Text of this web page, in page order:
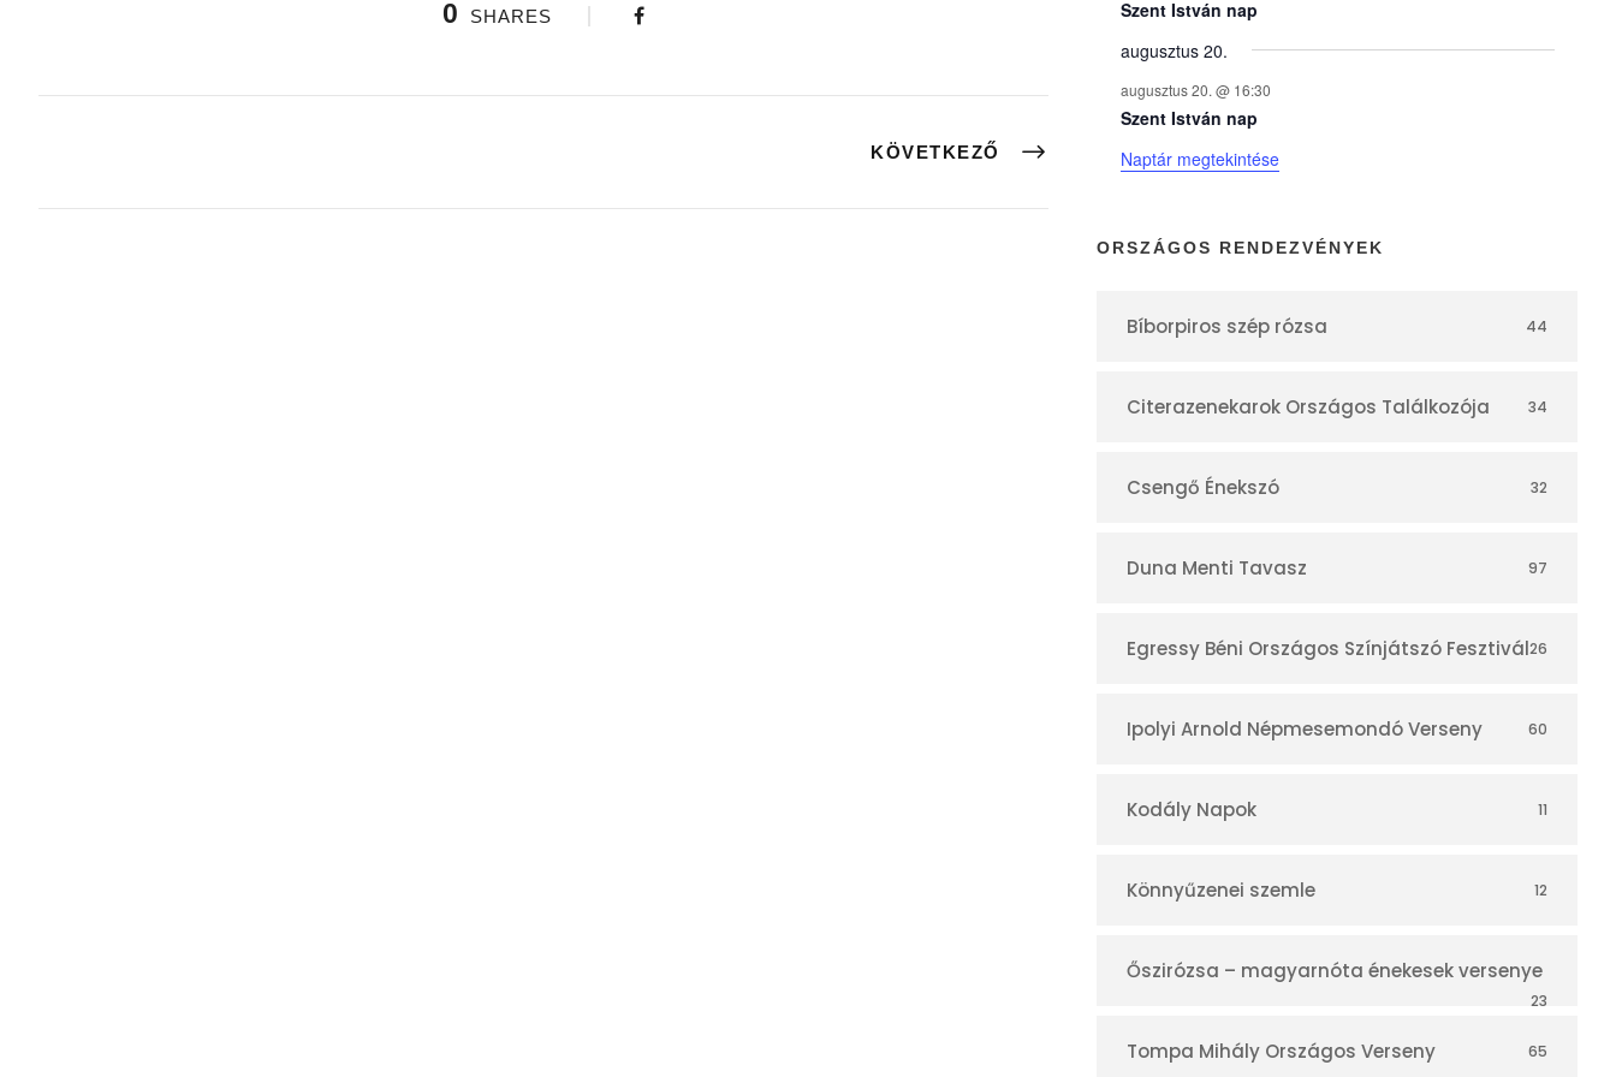
0 SHARES
KÖVETKEZŐ
y
e
k
n
a
á
r
Szent István nap
augusztus 20.
augusztus 20. @ 16:30
Szent István nap
Naptár megtekintése
ORSZÁGOS RENDEZVÉNYEK
Bíborpiros szép rózsa 44
Citerazenekarok Országos Találkozója 34
Csengő Énekszó 32
Duna Menti Tavasz 97
Egressy Béni Országos Színjátszó Fesztivál26
Ipolyi Arnold Népmesemondó Verseny 60
Kodály Napok 11
Könnyűzenei szemle 12
Őszirózsa – magyarnóta énekesek versenye
23
Tompa Mihály Országos Verseny 65